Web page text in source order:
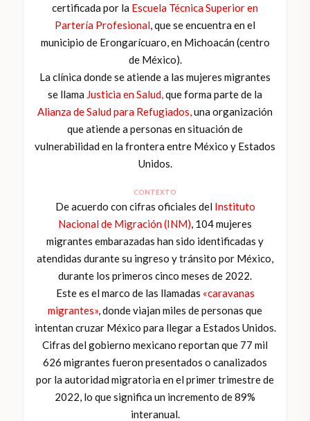
certificada por la Escuela Técnica Superior en
Partería Profesional , que se encuentra en el
municipio de Erongarícuaro, en Michoacán (centro
de México).
La clínica donde se atiende a las mujeres migrantes
se llama Justicia en Salud, que forma parte de la
Alianza de Salud para Refugiados, una organización
que atiende a personas en situación de
vulnerabilidad en la frontera entre México y Estados
Unidos.
CONTEXTO
De acuerdo con cifras oficiales del Instituto
Nacional de Migración (INM) , 104 mujeres
migrantes embarazadas han sido identificadas y
atendidas durante su ingreso y tránsito por México,
durante los primeros cinco meses de 2022.
Este es el marco de las llamadas «caravanas
migrantes» , donde viajan miles de personas que
intentan cruzar México para llegar a Estados Unidos.
Cifras del gobierno mexicano reportan que 77 mil
626 migrantes fueron presentados o canalizados
por la autoridad migratoria en el primer trimestre de
2022, lo que significa un incremento de 89%
interanual.